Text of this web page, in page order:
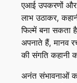
एआई उपकरणों और
लाभ उठाकर,
फिल्में बना सकता
अपनाते हैं, मानव
की संगति कहानी
अनंत संभावनाओं